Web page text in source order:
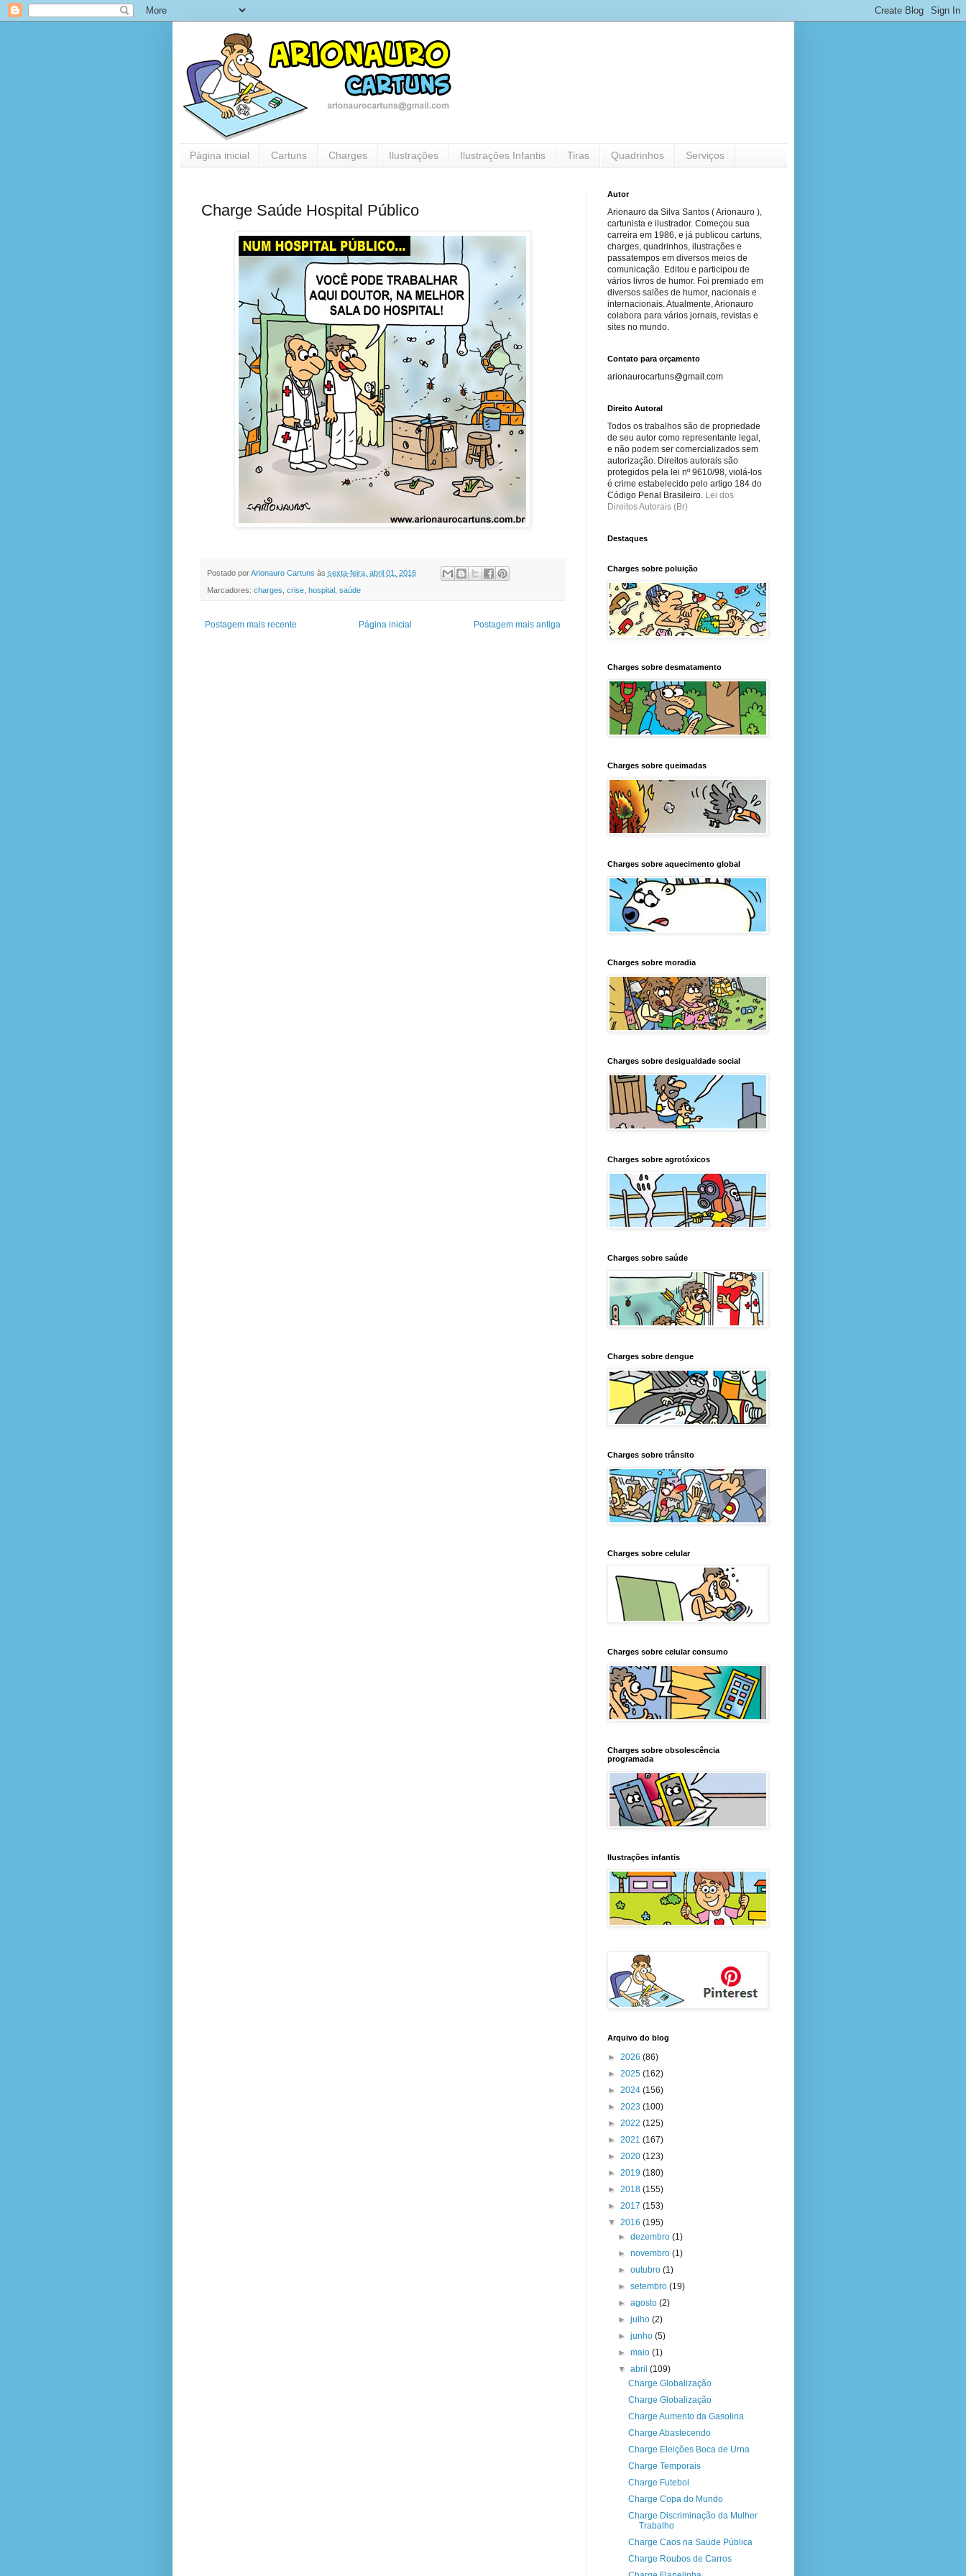
Página inicial Cartuns Charges Ilustrações Ilustrações Infantis Tiras Quadrinhos Serviços
Charge Saúde Hospital Público
Postado porArionauro Cartuns às sexta-feira, abril 01, 2016
Marcadores: charges crise, hospital, saúde
Postagem mais recente Postagem mais antiga
Página inicial
Autor
Arionauro da Silva Santos ( Arionauro ),
cartunista e ilustrador. Começou sua
carreira em 1986, e já publicou cartuns,
charges, quadrinhos, ilustrações e
passatempos em diversos meios de
comunicação. Editou e participou de
vários livros de humor. Foi premiado em
diversos salões de humor, nacionais e
internacionais. Atualmente, Arionauro
colabora para vários jornais, revistas e
sites no mundo.
Contato para orçamento
arionaurocartuns@gmail.com
Direito Autoral
Todos os trabalhos são de propriedade
de seu autor como representante legal,
e não podem ser comercializados sem
autorização. Direitos autorais são
protegidos pela lei nº 9610/98, violá-los
é crime estabelecido pelo artigo 184 do
Código Penal Brasileiro. Lei dos
Direitos Autorais (Br)
Destaques
Charges sobre poluição
Charges sobre desmatamento
Charges sobre queimadas
Charges sobre aquecimento global
Charges sobre moradia
Charges sobre desigualdade social
Charges sobre agrotóxicos
Charges sobre saúde
Charges sobre dengue
Charges sobre trânsito
Charges sobre celular
Charges sobre celular consumo
Charges sobre obsolescência
programada
Ilustrações infantis
Arquivo do blog
► 2026 (86)
► 2025 (162)
► 2024 (156)
► 2023 (100)
► 2022 (125)
► 2021 (167)
► 2020 (123)
► 2019 (180)
► 2018 (155)
► 2017 (153)
▼ 2016 (195)
► dezembro (1)
► novembro (1)
► outubro (1)
► setembro (19)
► agosto (2)
► julho (2)
► junho (5)
► maio (1)
▼ abril (109)
Charge Globalização
Charge Globalização
Charge Aumento da Gasolina
Charge Abastecendo
Charge Eleições Boca de Urna
Charge Temporais
Charge Futebol
Charge Copa do Mundo
Charge Discriminação da Mulher
Trabalho
Charge Caos na Saúde Pública
Charge Roubos de Carros